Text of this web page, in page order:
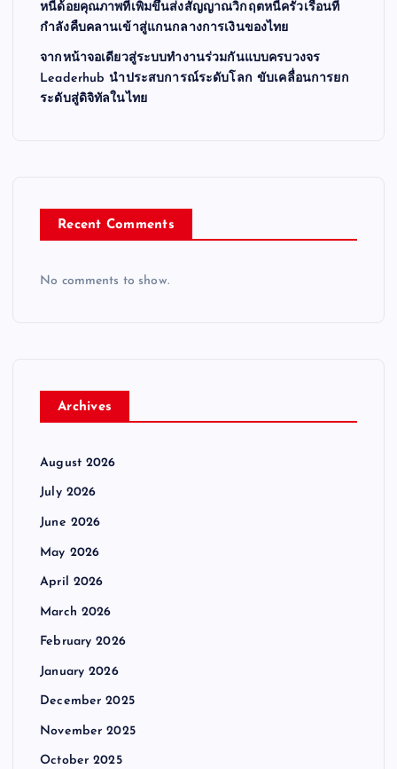
i
o
หนี้ด้อยคุณภาพที่เพิ่มขึ้นส่งสัญญาณวิกฤตหนี้ครัวเรือนที่
กำลังคืบคลานเข้าสู่แกนกลางการเงินของไทย
จากหน้าจอเดียวสู่ระบบทำงานร่วมกันแบบครบวงจร
Leaderhub นำประสบการณ์ระดับโลก ขับเคลื่อนการยก
ระดับสู่ดิจิทัลในไทย
Recent Comments
No comments to show.
Archives
August 2026
July 2026
June 2026
May 2026
April 2026
March 2026
February 2026
January 2026
December 2025
November 2025
October 2025